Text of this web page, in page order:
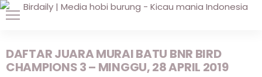
DAFTAR JUARA MURAI BATU BNR BIRD
CHAMPIONS 3 – MINGGU, 28 APRIL 2019